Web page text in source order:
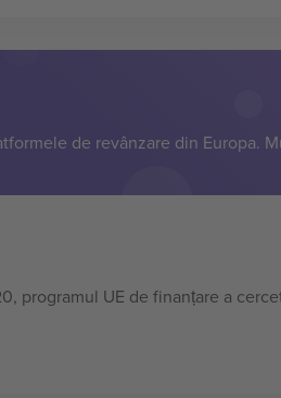
de revânzare din Europa.
programul UE de finanțare a